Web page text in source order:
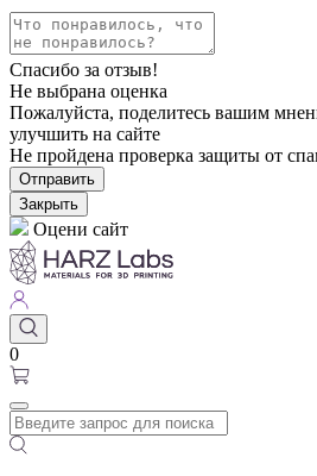
Спасибо за отзыв!
Не выбрана оценка
Пожалуйста, поделитесь вашим
улучшить на сайте
Не пройдена проверка защиты от
Отправить
Закрыть
Оцени сайт
0